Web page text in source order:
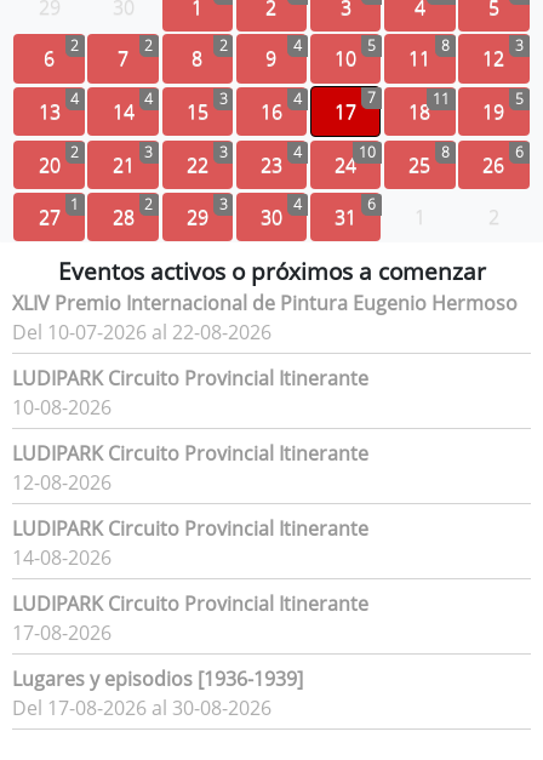
29 30 1 2 3 4 5
6 2 7 2 8 2 9 4 10 5 11 8 12 3
13 4 14 4 15 3 16 4 17
7
1811 19 5
20 2 21 3 22 3 23 4 2410 25 8 26 6
27 1 28 2 29 3 30 4 31 6 1 2
Eventos activos o próximos a comenzar
XLIV Premio Internacional de Pintura Eugenio Hermoso
Del 10-07-2026 al 22-08-2026
LUDIPARK Circuito Provincial Itinerante
10-08-2026
LUDIPARK Circuito Provincial Itinerante
12-08-2026
LUDIPARK Circuito Provincial Itinerante
14-08-2026
LUDIPARK Circuito Provincial Itinerante
17-08-2026
Lugares y episodios [1936-1939]
Del 17-08-2026 al 30-08-2026